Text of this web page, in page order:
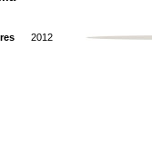
2012